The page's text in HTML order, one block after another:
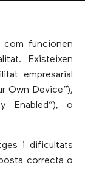
com funcionen
Existeixen
empresarial
Own Device”),
Enabled”), o
i dificultats
correcta o